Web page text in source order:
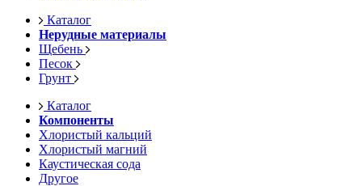
Каталог
Нерудные материалы
Щебень
Песок
Грунт
Каталог
Компоненты
Хлористый кальций
Хлористый магний
Каустическая сода
Другое